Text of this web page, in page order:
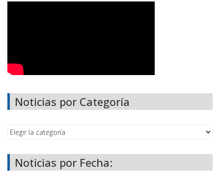
Noticias por Categoría
Noticias por Fecha: